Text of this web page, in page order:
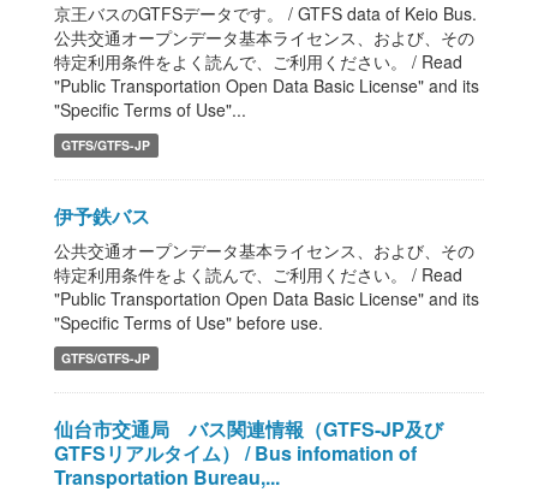
京王バスのGTFSデータです。 / GTFS data of Keio Bus.
公共交通オープンデータ基本ライセンス、および、その
特定利用条件をよく読んで、ご利用ください。 / Read
"Public Transportation Open Data Basic License" and its
"Specific Terms of Use"...
GTFS/GTFS-JP
伊予鉄バス
公共交通オープンデータ基本ライセンス、および、その
特定利用条件をよく読んで、ご利用ください。 / Read
"Public Transportation Open Data Basic License" and its
"Specific Terms of Use" before use.
GTFS/GTFS-JP
仙台市交通局 バス関連情報（GTFS-JP及び
GTFSリアルタイム） / Bus infomation of
Transportation Bureau,...